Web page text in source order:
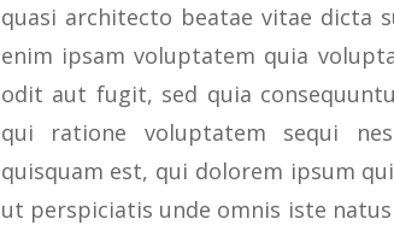
quasi architecto beatae vitae dicta
enim ipsam voluptatem quia
odit aut fugit, sed quia
qui ratione voluptatem sequi
quisquam est, qui dolorem ipsum
ut perspiciatis unde omnis iste